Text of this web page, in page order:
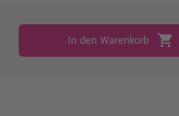
In den Warenkorb shopping_cart